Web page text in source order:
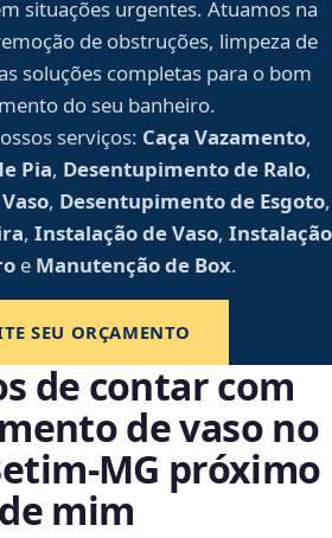
situações urgentes. Atuamos na
de obstruções, limpeza de
soluções completas para o bom
do seu banheiro.
serviços: Caça Vazamento,
Pia, Desentupimento de Ralo,
, Desentupimento de Esgoto,
, Instalação de Vaso, Instalação
e Manutenção de Box.
SEU ORÇAMENTO
de contar com
de vaso no
próximo
de mim